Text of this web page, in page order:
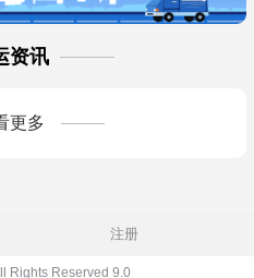
资讯
更多
注册
Rights Reserved 9.0